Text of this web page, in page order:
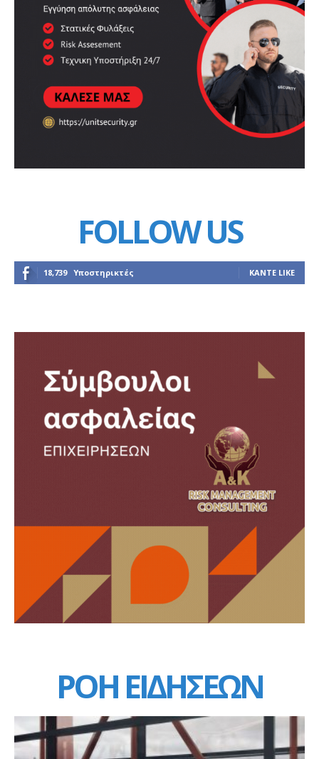
FOLLOW US
18,739 Υποστηρικτές ΚΆΝΤΕ LIKE
ΡΟΗ ΕΙΔΗΣΕΩΝ